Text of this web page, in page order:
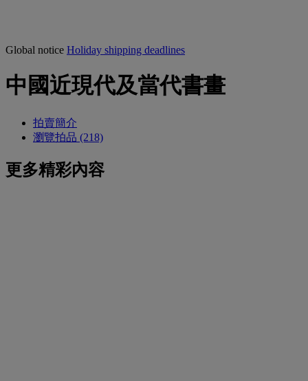
Global notice Holiday shipping deadlines
中國近現代及當代書畫
拍賣簡介
瀏覽拍品 (218)
更多精彩內容